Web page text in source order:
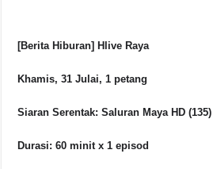
[Berita Hiburan] Hlive Raya
Khamis, 31 Julai, 1 petang
Siaran Serentak: Saluran Maya HD (135)
Durasi: 60 minit x 1 episod